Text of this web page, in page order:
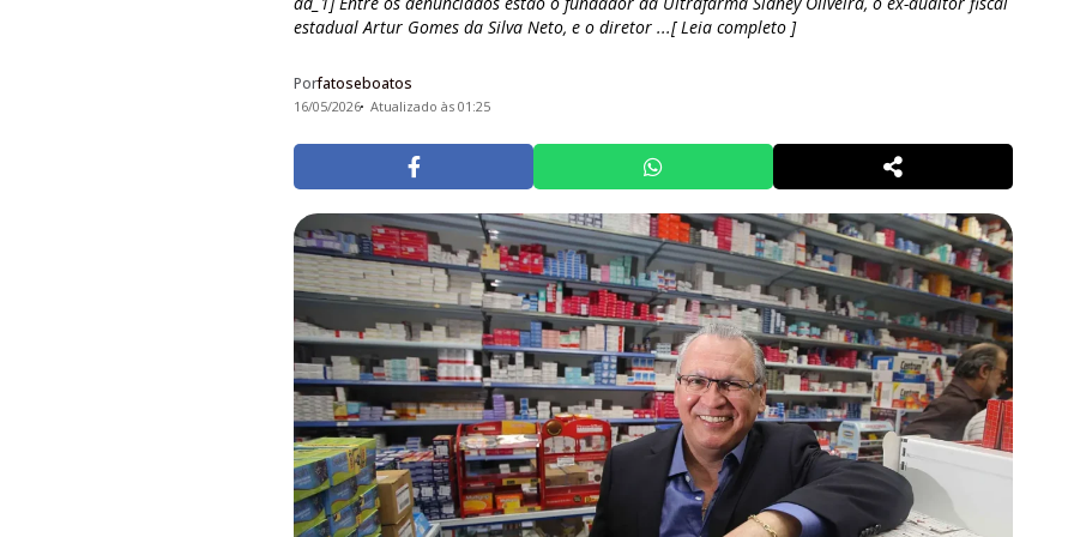
estadual Artur Gomes da Silva Neto, e o diretor ...[ Leia completo ]
Porfatoseboatos
16/05/2026 Atualizado às 01:25